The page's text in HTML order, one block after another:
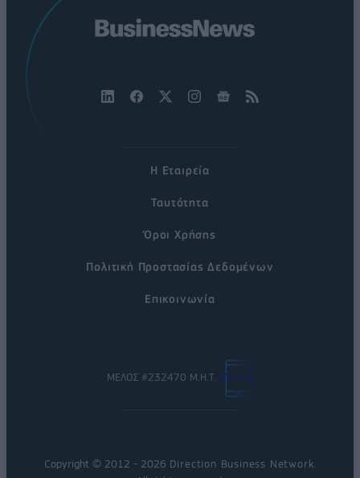
Η Εταιρεία
Ταυτότητα
Όροι Χρήσης
Πολιτική Προστασίας Δεδομένων
Επικοινωνία
ΜΕΛΟΣ #232470 Μ.Η.Τ.
Copyright © 2012 - 2026 Direction Business Network.